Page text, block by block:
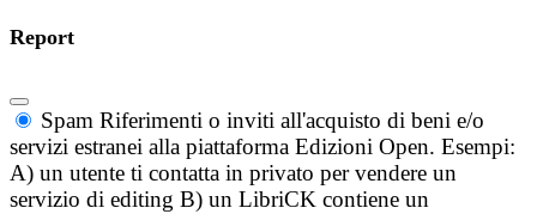
Report
Spam Riferimenti o inviti all'acquisto di beni e/o
servizi estranei alla piattaforma Edizioni Open. Esempi:
A) un utente ti contatta in privato per vendere un
servizio di editing B) un LibriCK contiene un